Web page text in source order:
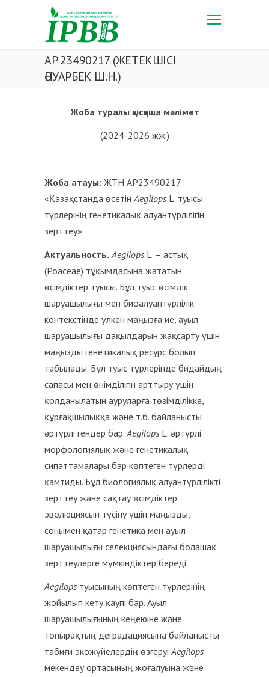
AP 23490217 (ЖЕТЕКШІСІ
ӘНУАРБЕК Ш.Н.)
Жоба туралы қысқаша мәлімет
(2024-2026 жж.)
Жоба атауы: ЖТН AP23490217
«Қазақстанда өсетінAegilops L. туысы
түрлерінің генетикалық алуантүрлілігін
зерттеу».
Актуальность. Aegilops L. – астық
(Poaceae) тұқымдасына жататын
өсімдіктер туысы. Бұл туыс өсімдік
шаруашылығы мен биоалуантүрлілік
контекстінде үлкен маңызға ие, ауыл
шаруашылығы дақылдарын жақсарту үшін
маңызды генетикалық ресурс болып
табылады. Бұл туыс түрлерінде бидайдың
сапасы мен өнімділігін арттыру үшін
қолданылатын ауруларға төзімділікке,
құрғақшылыққа және т.б. байланысты
әртүрлі гендер бар.Aegilops L. әртүрлі
морфологиялық және генетикалық
сипаттамалары бар көптеген түрлерді
қамтиды. Бұл биологиялық алуантүрлілікті
зерттеу және сақтау өсімдіктер
эволюциясын түсіну үшін маңызды,
сонымен қатар генетика мен ауыл
шаруашылығы селекциясындағы болашақ
зерттеулерге мүмкіндіктер береді.
Aegilops туысының көптеген түрлерінің
жойылып кету қаупі бар. Ауыл
шаруашылығының кеңеюіне және
топырақтың деградациясына байланысты
табиғи экожүйелердің өзгеруіAegilops
мекендеу ортасының жоғалуына және